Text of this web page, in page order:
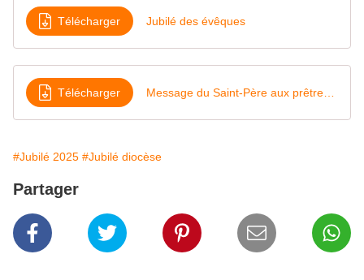
Télécharger Jubilé des évêques
Télécharger
#Jubilé 2025 #Jubilé diocèse
Partager